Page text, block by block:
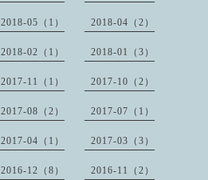
2018-05（1） 2018-04（2）
2018-02（1） 2018-01（3）
2017-11（1） 2017-10（2）
2017-08（2） 2017-07（1）
2017-04（1） 2017-03（3）
2016-12（8） 2016-11（2）